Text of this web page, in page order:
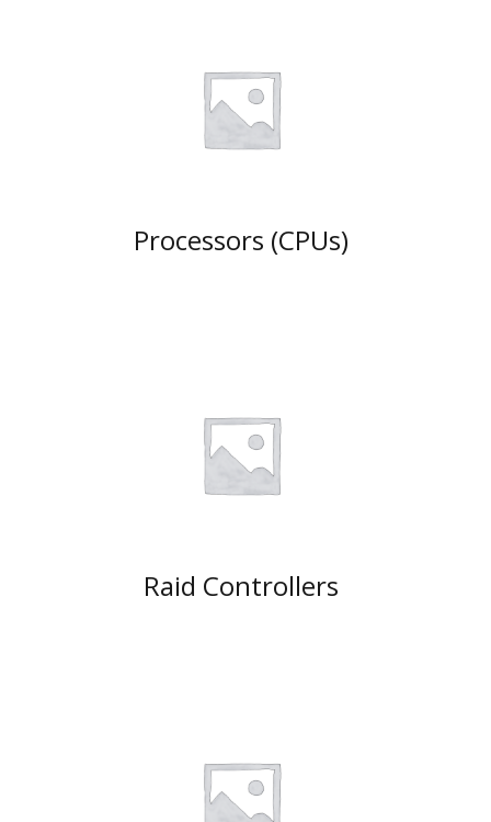
Processors (CPUs)
Raid Controllers